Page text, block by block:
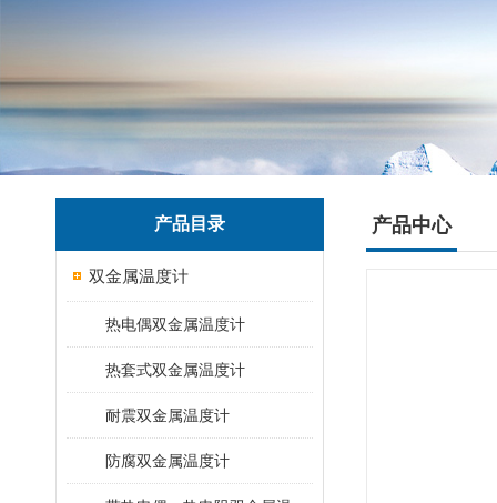
产品目录
双金属温度计
热电偶双金属温度计
热套式双金属温度计
耐震双金属温度计
防腐双金属温度计
产品中心